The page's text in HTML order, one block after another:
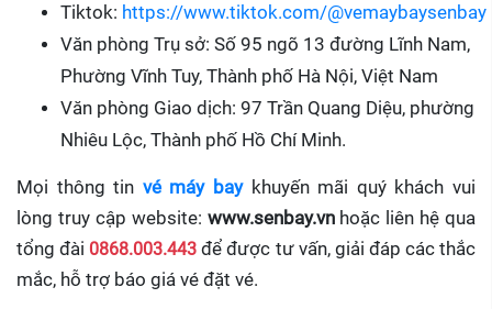
Tiktok: https://www.tiktok.com/@vemaybaysenbay
Văn phòng Trụ sở: Số 95 ngõ 13 đường Lĩnh Nam,
Phường Vĩnh Tuy, Thành phố Hà Nội, Việt Nam
Văn phòng Giao dịch: 97 Trần Quang Diệu, phường
Nhiêu Lộc, Thành phố Hồ Chí Minh.
Mọi thông tin vé máy baykhuyến mãi quý khách vui
lòng truy cập website: www.senbay.vnhoặc liên hệ qua
tổng đài 0868.003.443 để được tư vấn, giải đáp các thắc
mắc, hỗ trợ báo giá vé đặt vé.